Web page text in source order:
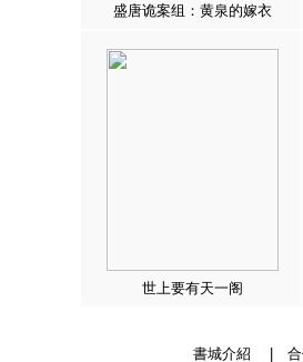
盛唐诡案组：黄泉的嫁衣
世上要有天一阁
書城介紹